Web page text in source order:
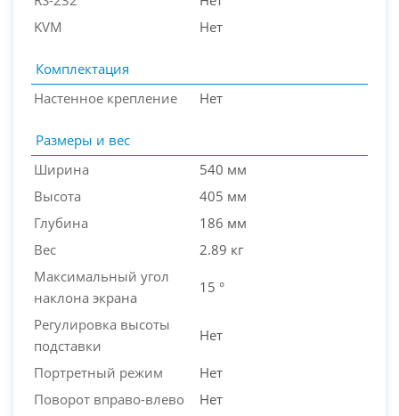
KVM
Нет
Комплектация
Настенное крепление
Нет
Размеры и вес
Ширина
540 мм
Высота
405 мм
Глубина
186 мм
Вес
2.89 кг
Максимальный угол
наклона экрана
15 °
Регулировка высоты
подставки
Нет
Портретный режим
Нет
Поворот вправо-влево
Нет